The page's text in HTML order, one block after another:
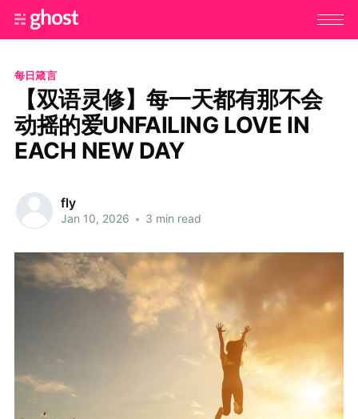
每日箴言
【双语灵修】每一天都有那不会
动摇的爱UNFAILING LOVE IN
EACH NEW DAY
fly
Jan 10, 2026 • 3 min read